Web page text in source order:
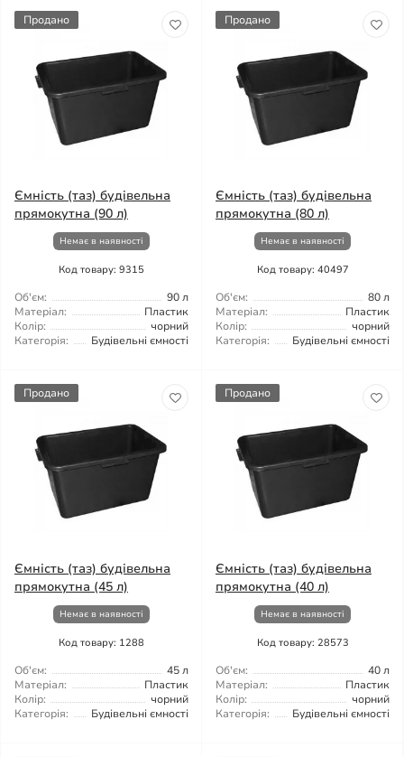
Продано
Ємність (таз) будівельна
прямокутна (90 л)
Немає в наявності
Код товару: 9315
Об'єм:
90 л
Матеріал:
Пластик
Колір:
чорний
Категорія:
Будівельні ємності
Продано
Ємність (таз) будівельна
прямокутна (80 л)
Немає в наявності
Код товару: 40497
Об'єм:
80 л
Матеріал:
Пластик
Колір:
чорний
Категорія:
Будівельні ємності
Продано
Ємність (таз) будівельна
прямокутна (45 л)
Немає в наявності
Код товару: 1288
Об'єм:
45 л
Матеріал:
Пластик
Колір:
чорний
Категорія:
Будівельні ємності
Продано
Ємність (таз) будівельна
прямокутна (40 л)
Немає в наявності
Код товару: 28573
Об'єм:
40 л
Матеріал:
Пластик
Колір:
чорний
Категорія:
Будівельні ємності